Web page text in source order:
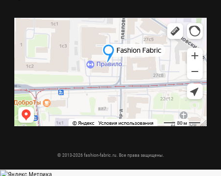
© 2013-2026 fashion-fabric.ru. Все права защищены.